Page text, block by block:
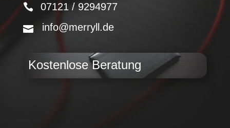
07121 / 9294977
info@merryll.de
Kostenlose Beratung